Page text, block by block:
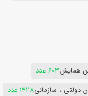
همایش603 عدد
دولتی ، سازمانی1428 عدد